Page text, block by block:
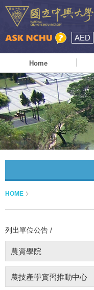
AED
Home
HOME
列出單位公告 /
農資學院
農技產學實習推動中心